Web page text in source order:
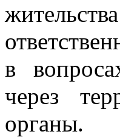
в
через
органы.